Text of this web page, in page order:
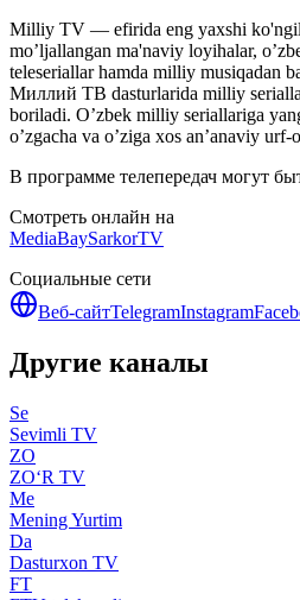
Milliy TV — efirida eng yaxshi
mo’ljallangan ma'naviy loyihalar,
teleseriallar hamda milliy musiqadan
Миллий ТВ dasturlarida milliy
boriladi. O’zbek milliy seriallariga
o’zgacha va o’ziga xos an’anaviy
В программе телепередач могут
Смотреть онлайн на
MediaBaySarkorTV
Социальные сети
Веб-сайтTelegramInstagram
Другие каналы
Se
Sevimli TV
ZO
ZO‘R TV
Me
Mening Yurtim
Da
Dasturxon TV
FT